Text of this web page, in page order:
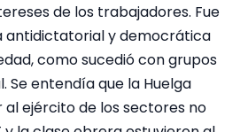
de los trabajadores. Fue
antidictatorial y democrática
como sucedió con grupos
Se entendía que la Huelga
ejército de los sectores no